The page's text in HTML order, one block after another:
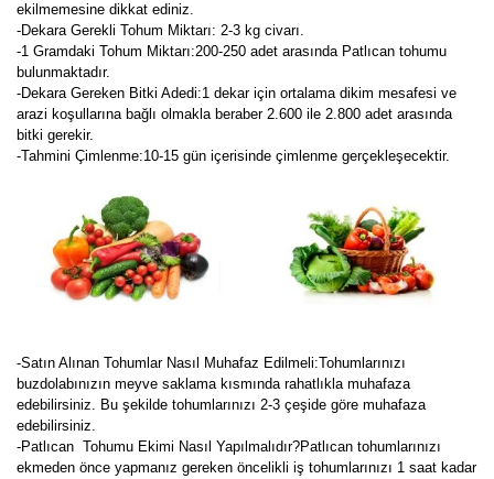
ekilmemesine dikkat ediniz.
-Dekara Gerekli Tohum Miktarı: 2-3 kg civarı.
-1 Gramdaki Tohum Miktarı:200-250 adet arasında Patlıcan tohumu
bulunmaktadır.
-Dekara Gereken Bitki Adedi:1 dekar için ortalama dikim mesafesi ve
arazi koşullarına bağlı olmakla beraber 2.600 ile 2.800 adet arasında
bitki gerekir.
-Tahmini Çimlenme:10-15 gün içerisinde çimlenme gerçekleşecektir.
-Satın Alınan Tohumlar Nasıl Muhafaz Edilmeli:Tohumlarınızı
buzdolabınızın meyve saklama kısmında rahatlıkla muhafaza
edebilirsiniz. Bu şekilde tohumlarınızı 2-3 çeşide göre muhafaza
edebilirsiniz.
-Patlıcan Tohumu Ekimi Nasıl Yapılmalıdır?Patlıcan tohumlarınızı
ekmeden önce yapmanız gereken öncelikli iş tohumlarınızı 1 saat kadar